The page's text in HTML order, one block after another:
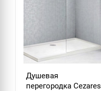
Душевая
перегородка Cezares